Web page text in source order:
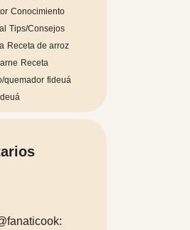
Conocimiento
Tips/Consejos
Receta de arroz
Receta
quemador fideuá